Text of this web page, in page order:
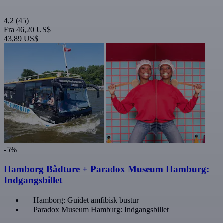
4,2 (45)
Fra 46,20 US$
43,89 US$
-5%
Hamborg Bådture + Paradox Museum Hamburg:
Indgangsbillet
Hamborg: Guidet amfibisk bustur
Paradox Museum Hamburg: Indgangsbillet